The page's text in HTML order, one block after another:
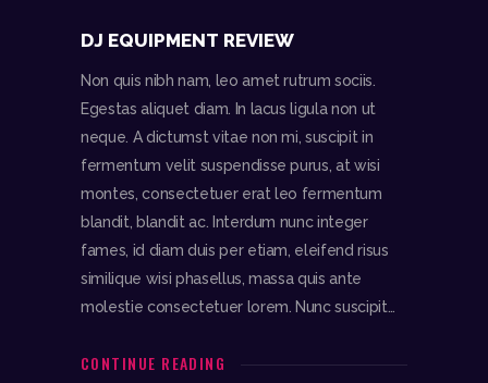
DJ EQUIPMENT REVIEW
Non quis nibh nam, leo amet rutrum sociis.
Egestas aliquet diam. In lacus ligula non ut
neque. A dictumst vitae non mi, suscipit in
fermentum velit suspendisse purus, at wisi
montes, consectetuer erat leo fermentum
blandit, blandit ac. Interdum nunc integer
fames, id diam duis per etiam, eleifend risus
similique wisi phasellus, massa quis ante
molestie consectetuer lorem. Nunc suscipit…
CONTINUE READING